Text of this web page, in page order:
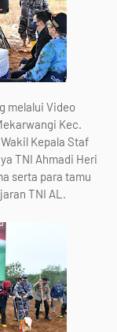
melalui Video
Kec.
Kepala Staf
TNI Ahmadi Heri
serta para tamu
TNI AL.